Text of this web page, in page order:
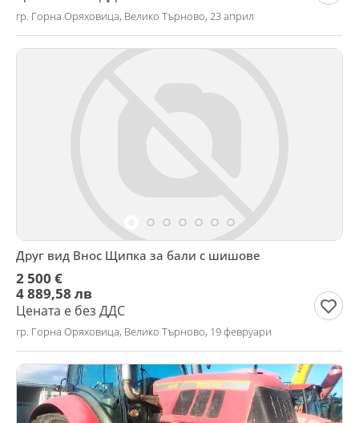
гр. Горна Оряховица, Велико Търново, 23 април
Друг вид Внос Щипка за бали с шишове
2 500 €
4 889,58 лв
Цената е без ДДС
гр. Горна Оряховица, Велико Търново, 19 февруари